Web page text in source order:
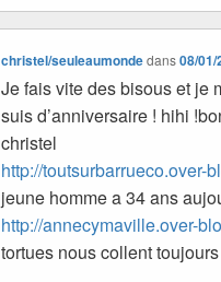
christel/seuleaumondedans08/
Je fais vite des bisous et je
suis d’anniversaire ! hihi
christel
http://toutsurbarrueco.over-
jeune homme a 34 ans
http://annecymaville.over-
tortues nous collent